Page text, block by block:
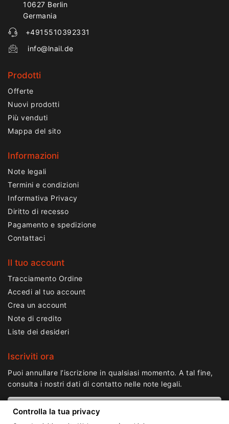
10627 Berlin
Germania
+4915510392331
info@lnail.de
Prodotti
Offerte
Nuovi prodotti
Più venduti
Mappa del sito
Informazioni
Note legali
Termini e condizioni
Informativa Privacy
Diritto di recesso
Pagamento e spedizione
Contattaci
Il tuo account
Tracciamento Ordine
Accedi al tuo account
Crea un account
Note di credito
Liste dei desideri
Iscriviti ora
Puoi annullare l’iscrizione in qualsiasi momento. A tal fine,
consulta i nostri dati di contatto nelle note legali.
Controlla la tua privacy